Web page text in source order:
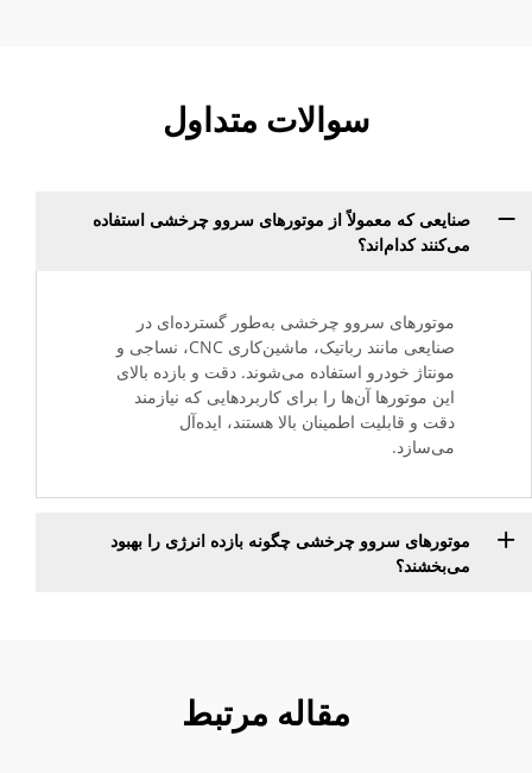
سوالات متداول
صنایعی که معمولاً از موتورهای سروو چرخشی استفاده
می‌کنند کدام‌اند؟
موتورهای سروو چرخشی به‌طور گسترده‌ای در
صنایعی مانند رباتیک، ماشین‌کاری CNC، نساجی و
مونتاژ خودرو استفاده می‌شوند. دقت و بازده بالای
این موتورها آن‌ها را برای کاربردهایی که نیازمند
دقت و قابلیت اطمینان بالا هستند، ایده‌آل
می‌سازد.
موتورهای سروو چرخشی چگونه بازده انرژی را بهبود
می‌بخشند؟
مقاله مرتبط